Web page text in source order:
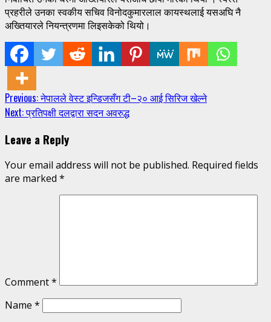
प्रहरीले उनका स्वकीय सचिव विनोदकुमारलाल कायस्थलाई यसअघि नै
अख्तियारले नियन्त्रणमा लिइसकेको थियो।
Continue
Reading
Previous:नेपालले वेस्ट इन्डिजसँग टी–२० आई सिरिज खेल्ने
Next:प्रतिपक्षी दलद्वारा सदन अवरुद्ध
Leave a Reply
Your email address will not be published. Required fields
are marked *
Comment*
Name *